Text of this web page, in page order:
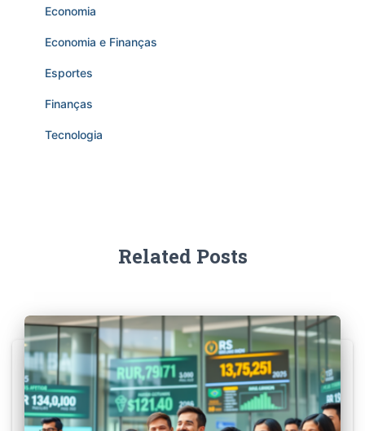
Economia
Economia e Finanças
Esportes
Finanças
Tecnologia
Related Posts